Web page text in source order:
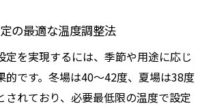
の最適な温度調整法
定を実現するには、季節や用途に応じ
的です。冬場は40〜42度、夏場は38度
されており、必要最低限の温度で設定